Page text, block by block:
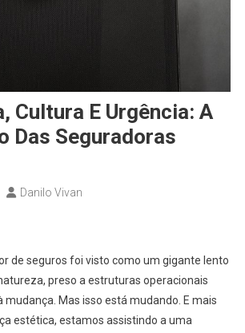
Cultura E Urgência: A
Das Seguradoras
Danilo Vivan
de seguros foi visto como um gigante lento
preso a estruturas operacionais
mudança. Mas isso está mudando. E mais
estética, estamos assistindo a uma